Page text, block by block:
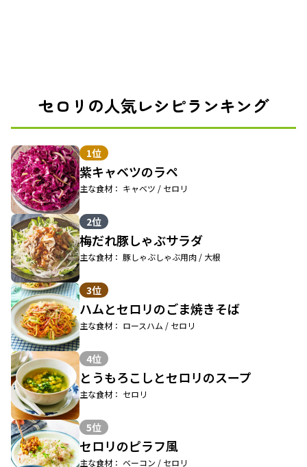
セロリの人気レシピランキング
1位
紫キャベツのラペ
主な食材： キャベツ / セロリ
2位
梅だれ豚しゃぶサラダ
主な食材： 豚しゃぶしゃぶ用肉 / 大根
3位
ハムとセロリのごま焼きそば
主な食材： ロースハム / セロリ
4位
とうもろこしとセロリのスープ
主な食材： セロリ
5位
セロリのピラフ風
主な食材： ベーコン / セロリ